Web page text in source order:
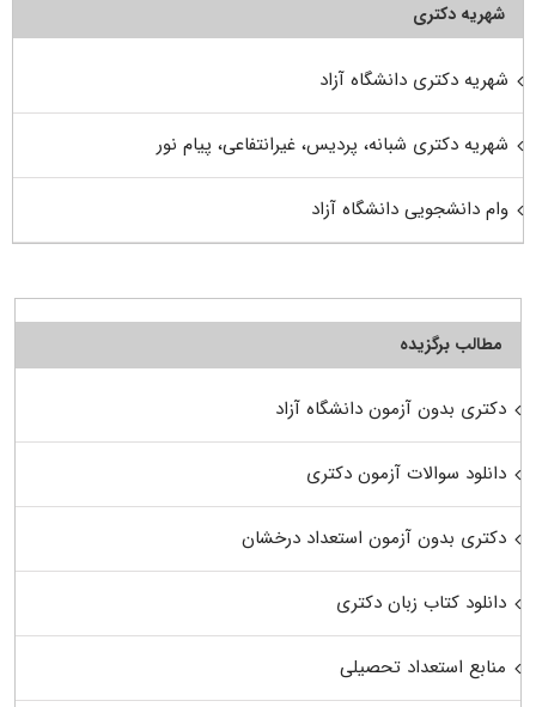
شهریه دکتری
شهریه دکتری دانشگاه آزاد
شهریه دکتری شبانه، پردیس، غیرانتفاعی، پیام نور
وام دانشجویی دانشگاه آزاد
مطالب برگزیده
دکتری بدون آزمون دانشگاه آزاد
دانلود سوالات آزمون دکتری
دکتری بدون آزمون استعداد درخشان
دانلود کتاب زبان دکتری
منابع استعداد تحصیلی